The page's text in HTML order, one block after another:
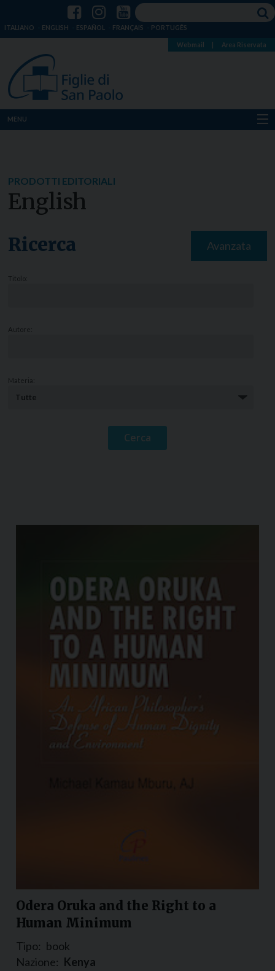
ITALIANO ENGLISH ESPAÑOL FRANÇAIS PORTUGÊS
Webmail Area Riservata
MENU
Notizie
PRODOTTI EDITORIALI
English
Ricerca Avanzata
Titolo:
Autore:
Materia:
Odera Oruka and the Right to a
Human Minimum
Tipo: book
Nazione: Kenya